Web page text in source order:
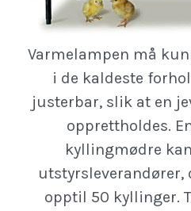
Varmelampen må
i de kaldeste
justerbar, slik at en
opprettholdes.
kyllingmødre
utstyrsleverandører,
opptil 50 kyllinger.